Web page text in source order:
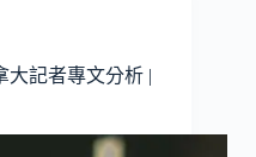
大記者專文分析 |